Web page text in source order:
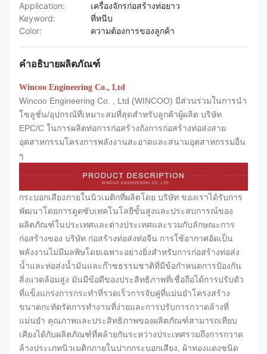
Application:
เครื่องจักรก่อสร้างท่อยาว
Keyword:
ที่หนีบ
Color:
ความต้องการของลูกค้า
คำอธิบายผลิตภัณฑ์
Wincoo Engineering Co., Ltd
Wincoo Engineering Co. , Ltd (WINCOO) มีส่วนร่วมในการนำ
โซลูชั่น/อุปกรณ์ที่เหมาะสมที่สุดสำหรับลูกค้าผู้ผลิต บริษัท
EPC/C ในการผลิตท่อการก่อสร้างถังการก่อสร้างท่อส่งสาย
อุตสาหกรรมโครงการพลังงานสะอาดและสนามอุตสาหกรรมอื่น
ๆ
กระบอกเสียงภายในนิวเมติกที่ผลิตโดย บริษัท ของเราได้รับการ
พัฒนาโดยการดูดซับเทคโนโลยีขั้นสูงและประสบการณ์ของ
ผลิตภัณฑ์ในประเทศและต่างประเทศและรวมกับลักษณะการ
ก่อสร้างของ บริษัท ก่อสร้างท่อส่งท่อจีน การใช้อากาศอัดเป็น
พลังงานไม่มีมลพิษโดยเฉพาะอย่างยิ่งสำหรับการก่อสร้างท่อส่ง
น้ำและท่อส่งน้ำมันและก๊าซธรรมชาติที่มีข้อกำหนดการป้องกัน
สิ่งแวดล้อมสูง มันมีข้อดีของประสิทธิภาพที่เชื่อถือได้การปรับตัว
ที่แข็งแกร่งการกระทำที่รวดเร็วการจับคู่ที่แม่นยำโครงสร้าง
ขนาดกะทัดรัดการทำงานที่ง่ายและการปรับการกวาดล้างที่
แม่นยำ คุณภาพและประสิทธิภาพของผลิตภัณฑ์สามารถเทียบ
เคียงได้กับผลิตภัณฑ์ที่คล้ายกันระหว่างประเทศรวมถึงการกวาด
ล้างประเภทนิวเมติกภายในปากกระบอกเสียง, ผ้าทองแดงชนิด